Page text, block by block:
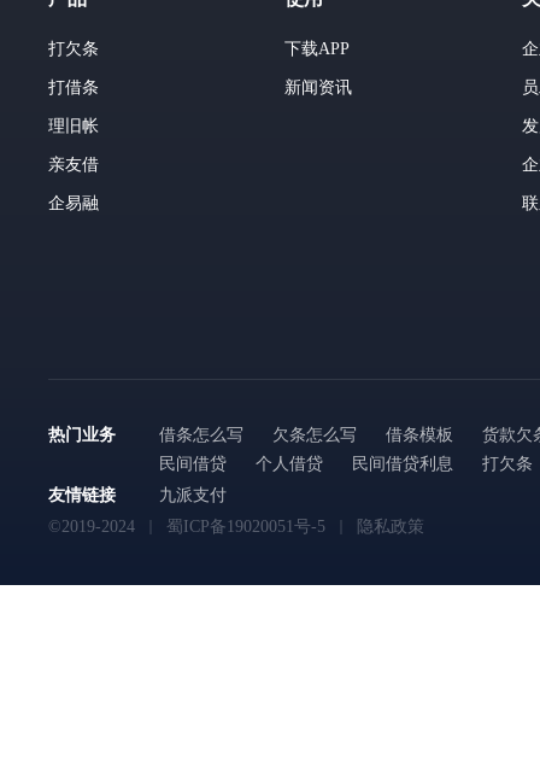
打欠条
打借条
理旧帐
亲友借
企易融
下载APP
新闻资讯
热门业务 借条怎么写 欠条怎么写 借条模板
货款欠
民间借贷
个人借贷 民间借贷利息
打欠条
友情链接
九派支付
©2019-2024
蜀ICP备19020051号-5 隐私政策